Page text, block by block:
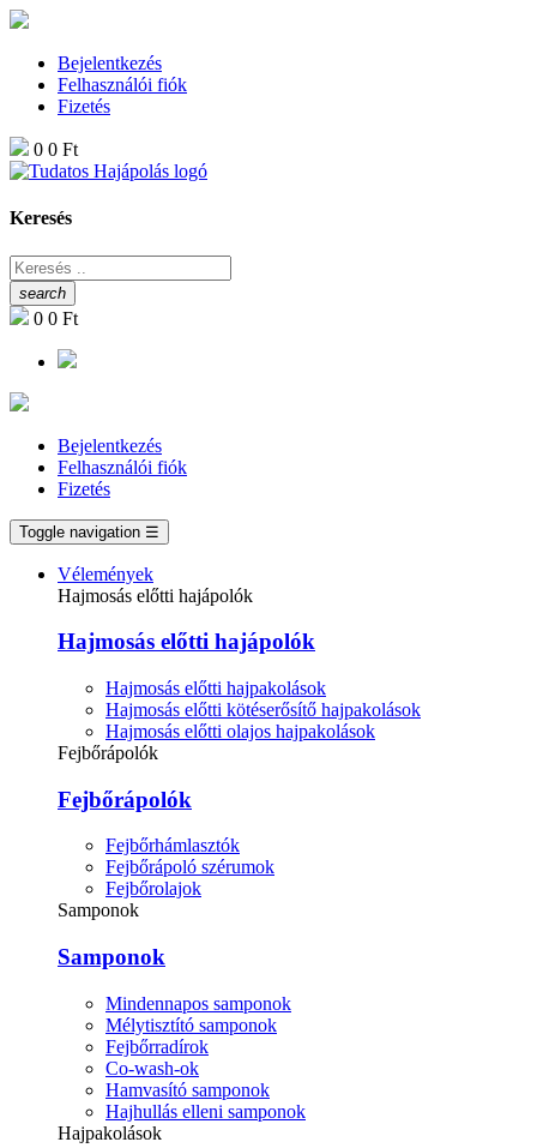
Bejelentkezés
Felhasználói fiók
Fizetés
0 0 Ft
Keresés
search
0 0 Ft
Bejelentkezés
Felhasználói fiók
Fizetés
Toggle navigation ☰
Vélemények
Hajmosás előtti hajápolók
Hajmosás előtti hajápolók
Hajmosás előtti hajpakolások
Hajmosás előtti kötéserősítő hajpakolások
Hajmosás előtti olajos hajpakolások
Fejbőrápolók
Fejbőrápolók
Fejbőrhámlasztók
Fejbőrápoló szérumok
Fejbőrolajok
Samponok
Samponok
Mindennapos samponok
Mélytisztító samponok
Fejbőrradírok
Co-wash-ok
Hamvasító samponok
Hajhullás elleni samponok
Hajpakolások